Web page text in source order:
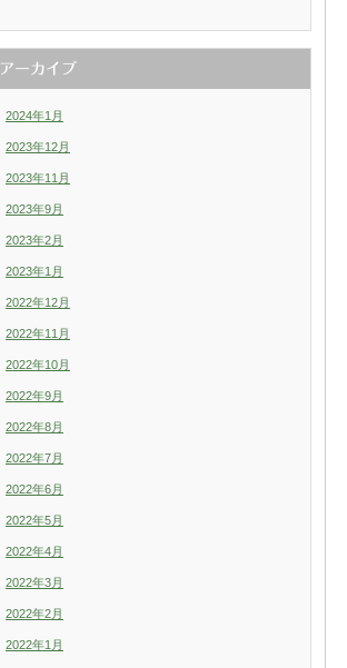
アーカイブ
2024年1月
2023年12月
2023年11月
2023年9月
2023年2月
2023年1月
2022年12月
2022年11月
2022年10月
2022年9月
2022年8月
2022年7月
2022年6月
2022年5月
2022年4月
2022年3月
2022年2月
2022年1月